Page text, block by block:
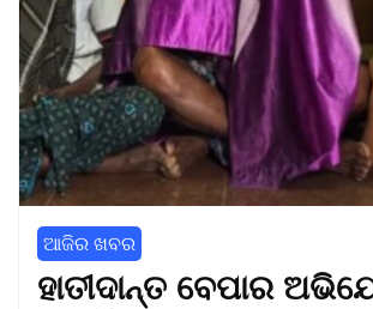
ଆଜିର ଖବର
ହାତୀଦାନ୍ତ ବେପାର